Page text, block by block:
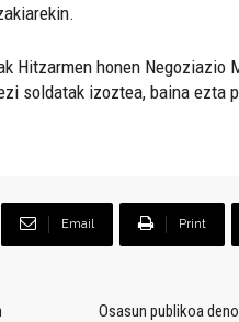
Hitzarmen honen Negoziazio
soldatak izoztea, baina
Email Print
Osasun publikoa